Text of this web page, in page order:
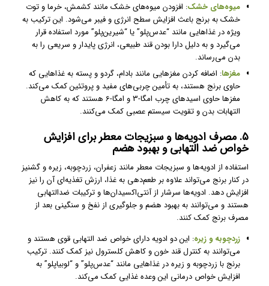
میوه‌های خشک: افزودن میوه‌های خشک مانند کشمش، خرما و توت
خشک به برنج باعث افزایش سطح انرژی و فیبر می‌شود. این ترکیب به
ویژه در غذاهایی مانند “عدس‌پلو” یا “شیرین‌پلو” مورد استفاده قرار
می‌گیرد و به دلیل دارا بودن قند طبیعی، انرژی پایدار و سریعی را به
بدن می‌رساند.
مغزها: اضافه کردن مغزهایی مانند بادام، گردو و پسته به غذاهایی که
حاوی برنج هستند، به تأمین چربی‌های مفید و پروتئین کمک می‌کند.
مغزها حاوی اسیدهای چرب امگا-3 و امگا-6 هستند که به کاهش
التهابات بدن و تقویت سیستم عصبی کمک می‌کنند.
۵. مصرف ادویه‌ها و سبزیجات معطر برای افزایش
خواص ضد التهابی و بهبود هضم
استفاده از ادویه‌ها و سبزیجات معطر مانند زعفران، زردچوبه، زیره و گشنیز
در کنار برنج می‌تواند علاوه بر طعم‌دهی به غذا، ارزش تغذیه‌ای آن را نیز
افزایش دهد. ادویه‌ها سرشار از آنتی‌اکسیدان‌ها و ترکیبات ضدالتهابی
هستند و می‌توانند به بهبود هضم و جلوگیری از نفخ و سنگینی بعد از
مصرف برنج کمک کنند.
زردچوبه و زیره: این دو ادویه دارای خواص ضد التهابی قوی هستند و
می‌توانند به کنترل قند خون و کاهش کلسترول نیز کمک کنند. ترکیب
برنج با زردچوبه و زیره در غذاهایی مانند “عدس‌پلو” و “لوبیاپلو” به
افزایش خواص درمانی این وعده غذایی کمک می‌کند.